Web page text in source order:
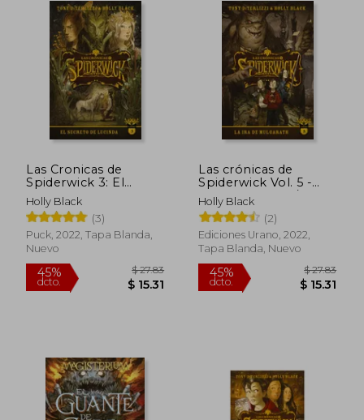
45%
dcto. $ 15.31
45%
dcto.
Las Cronicas de
Spiderwick 3: El
Secreto de Lucinda
Holly Black
(3)
Puck, 2022, Tapa Blanda,
Nuevo
Las crónicas de
Spiderwick Vol. 5 -
BLACK, HOLLY /
DiTerlizzi, Tony -
Libro Físico
Holly Black
(2)
Ediciones Urano, 2022,
Tapa Blanda, Nuevo